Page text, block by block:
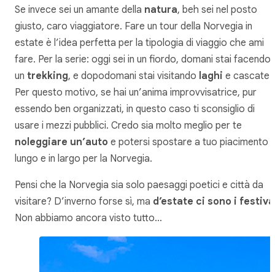
Se invece sei un amante della natura, beh sei nel posto
giusto, caro viaggiatore. Fare un tour della Norvegia in
estate è l’idea perfetta per la tipologia di viaggio che ami
fare. Per la serie: oggi sei in un fiordo, domani stai facendo
un trekking, e dopodomani stai visitando laghi e cascate.
Per questo motivo, se hai un’anima improvvisatrice, pur
essendo ben organizzati, in questo caso ti sconsiglio di
usare i mezzi pubblici. Credo sia molto meglio per te
noleggiare un’auto e potersi spostare a tuo piacimento
lungo e in largo per la Norvegia.
Pensi che la Norvegia sia solo paesaggi poetici e città da
visitare? D’inverno forse sì, ma d’estate ci sono i
Non abbiamo ancora visto tutto…